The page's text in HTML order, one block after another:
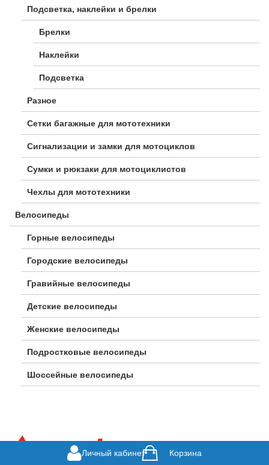
Подсветка, наклейки и брелки
Брелки
Наклейки
Подсветка
Разное
Сетки багажные для мототехники
Сигнализации и замки для мотоциклов
Сумки и рюкзаки для мотоциклистов
Чехлы для мототехники
Велосипеды
Горные велосипеды
Городские велосипеды
Гравийные велосипеды
Детские велосипеды
Женские велосипеды
Подростковые велосипеды
Шоссейные велосипеды
Личный кабинет Корзина